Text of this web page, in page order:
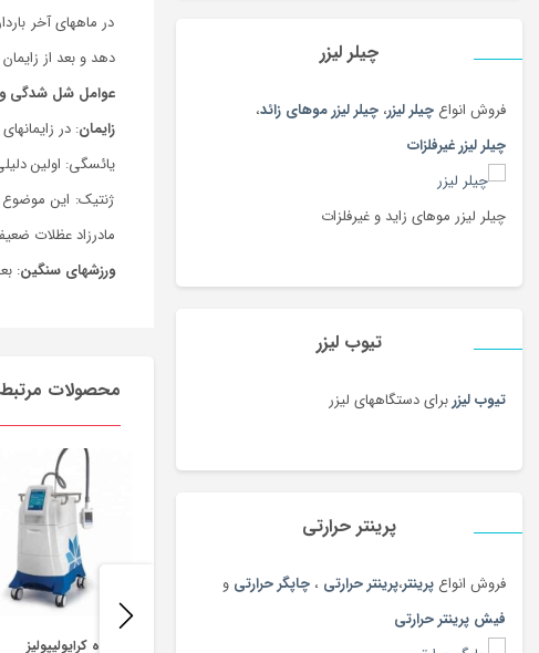
چیلر لیزر
فروش انواع چیلر لیزر، چیلر لیزر موهای زائد،
چیلر لیزر غیرفلزات
چیلر لیزر موهای زاید و غیرفلزات
تیوب لیزر
تیوب لیزربرای دستگاههای لیزر
پرینتر حرارتی
فروش انواع پرینتر،پرینتر حرارتی ، چاپگر حرارتی و
فیش پرینتر حرارتی
در ماه­های آخر
دهد و بعد از
عوامل شل شدگی
زایمان: در
یائسگی: اولین
ژنتیک: این
مادرزاد عظلات
ورزش­های سنگین:
محصولات مرتبط
دستگاه کرایولیپولیز